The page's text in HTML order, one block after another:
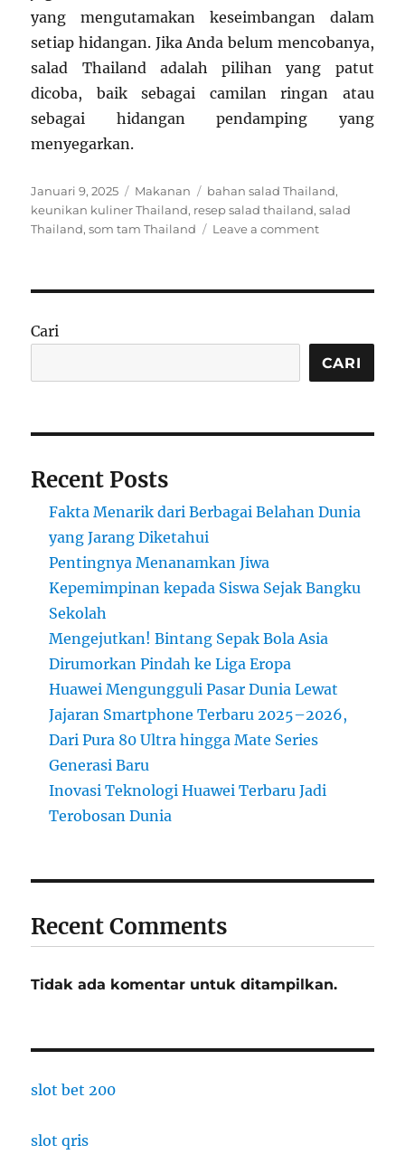
yang mengutamakan keseimbangan dalam
setiap hidangan. Jika Anda belum mencobanya,
salad Thailand adalah pilihan yang patut
dicoba, baik sebagai camilan ringan atau
sebagai hidangan pendamping yang
menyegarkan.
Posted
on
Januari 9, 2025 Categories
Makanan Tags
bahan salad Thailand,
keunikan kuliner Thailand, resep salad thailand,salad
Thailand,som tam Thailand Leave a commenton
Kuliner
Tradisional
Cari
CARI
Recent Posts
Fakta Menarik dari Berbagai Belahan Dunia
yang Jarang Diketahui
Pentingnya Menanamkan Jiwa
Kepemimpinan kepada Siswa Sejak Bangku
Sekolah
Mengejutkan! Bintang Sepak Bola Asia
Dirumorkan Pindah ke Liga Eropa
Huawei Mengungguli Pasar Dunia Lewat
Jajaran Smartphone Terbaru 2025–2026,
Dari Pura 80 Ultra hingga Mate Series
Generasi Baru
Inovasi Teknologi Huawei Terbaru Jadi
Terobosan Dunia
Recent Comments
Tidak ada komentar untuk ditampilkan.
slot bet 200
slot qris